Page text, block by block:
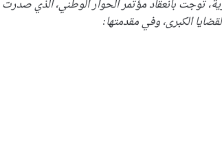
تُوجت بانعقاد مؤتمر الحوار الوطني، الذي صدرت